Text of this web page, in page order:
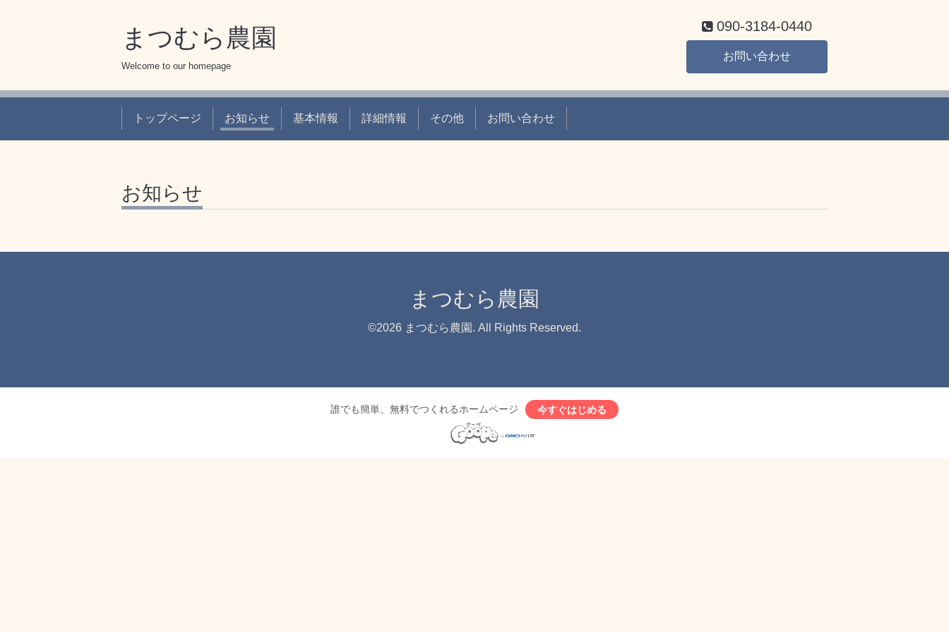
まつむら農園
Welcome to our homepage
090-3184-0440
お問い合わせ
トップページ お知らせ 基本情報 詳細情報 その他 お問い合わせ
お知らせ
まつむら農園
©2026 まつむら農園 . All Rights Reserved.
誰でも簡単、無料でつくれるホームページ 今すぐはじめる